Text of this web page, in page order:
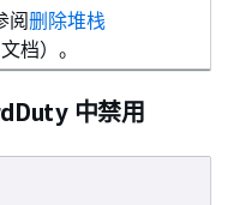
阅删除堆栈
档）。
中禁用